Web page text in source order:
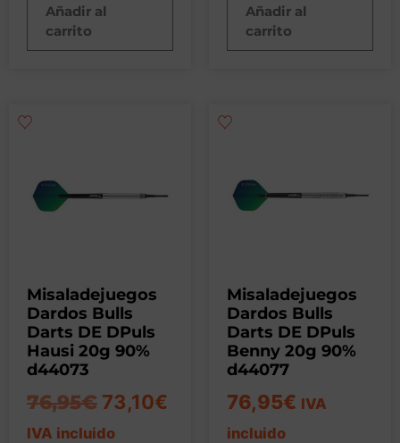
Añadir al
carrito
Añadir al
carrito
Misaladejuegos
Dardos Bulls
Darts DE DPuls
Hausi 20g 90%
d44073
76,95€ 73,10€
IVA incluido
Misaladejuegos
Dardos Bulls
Darts DE DPuls
Benny 20g 90%
d44077
76,95€ IVA
incluido